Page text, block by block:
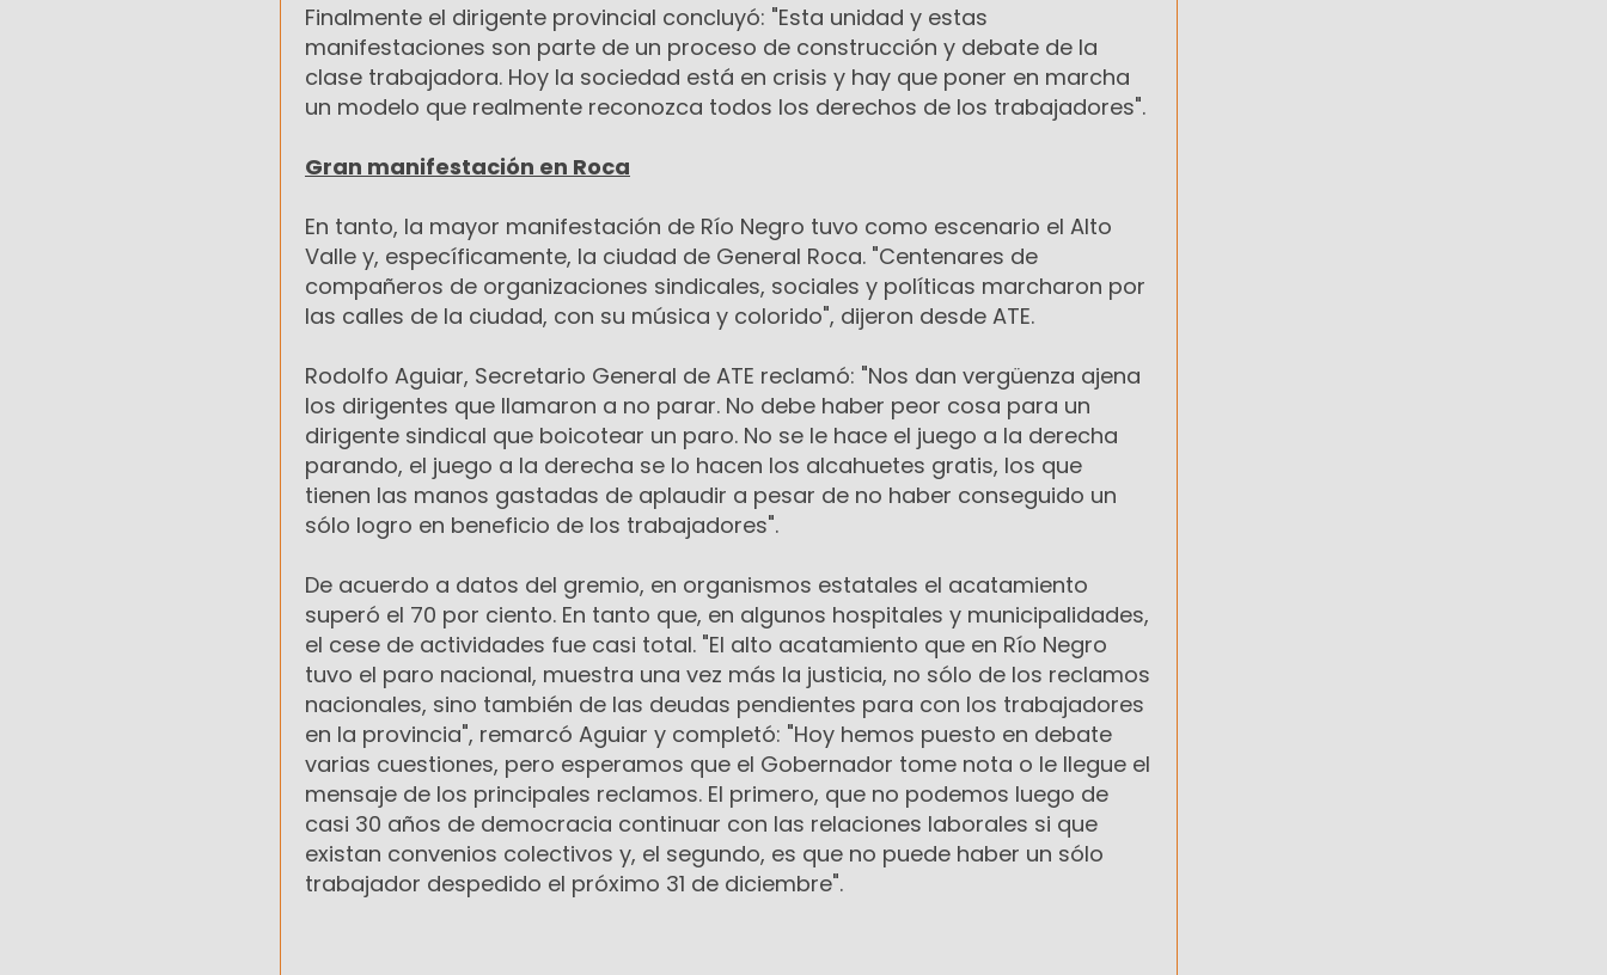
Finalmente el dirigente provincial concluyó: "Esta unidad y estas
manifestaciones son parte de un proceso de construcción y debate de la
clase trabajadora. Hoy la sociedad está en crisis y hay que poner en marcha
un modelo que realmente reconozca todos los derechos de los trabajadores".
Gran manifestación en Roca
En tanto, la mayor manifestación de Río Negro tuvo como escenario el Alto
Valle y, específicamente, la ciudad de General Roca. "Centenares de
compañeros de organizaciones sindicales, sociales y políticas marcharon por
las calles de la ciudad, con su música y colorido", dijeron desde ATE.
Rodolfo Aguiar, Secretario General de ATE reclamó: "Nos dan vergüenza ajena
los dirigentes que llamaron a no parar. No debe haber peor cosa para un
dirigente sindical que boicotear un paro. No se le hace el juego a la derecha
parando, el juego a la derecha se lo hacen los alcahuetes gratis, los que
tienen las manos gastadas de aplaudir a pesar de no haber conseguido un
sólo logro en beneficio de los trabajadores".
De acuerdo a datos del gremio, en organismos estatales el acatamiento
superó el 70 por ciento. En tanto que, en algunos hospitales y municipalidades,
el cese de actividades fue casi total. "El alto acatamiento que en Río Negro
tuvo el paro nacional, muestra una vez más la justicia, no sólo de los reclamos
nacionales, sino también de las deudas pendientes para con los trabajadores
en la provincia", remarcó Aguiar y completó: "Hoy hemos puesto en debate
varias cuestiones, pero esperamos que el Gobernador tome nota o le llegue el
mensaje de los principales reclamos. El primero, que no podemos luego de
casi 30 años de democracia continuar con las relaciones laborales si que
existan convenios colectivos y, el segundo, es que no puede haber un sólo
trabajador despedido el próximo 31 de diciembre".